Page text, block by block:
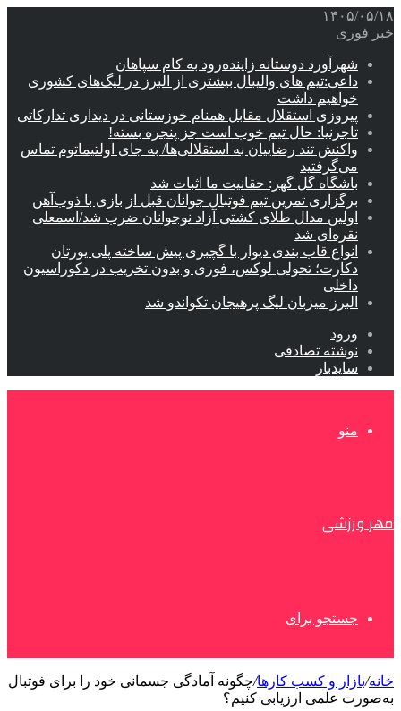
۱۴۰۵/۰۵/۱۸
خبر فوری
شهرآورد دوستانه زاینده‌رود به کام سپاهان
داعی:تیم های والیبال بیشتری از البرز در لیگ‌های کشوری
خواهیم داشت
پیروزی استقلال مقابل همنام خوزستانی در دیداری تدارکاتی
تاجرنیا: حال تیم خوب است جز پنجره بسته!
واکنش تند رضاییان به استقلالی‌ها/ به جای اولتیماتوم تماس
می‌گرفتید
باشگاه گل گهر: حقانیت ما اثبات شد
برگزاری تمرین تیم فوتبال جوانان قبل از بازی با ذوب‌آهن
اولین مدال طلای کشتی آزاد نوجوانان ضرب شد/اسمعلی
نقره‌ای شد
انواع قاب بندی دیوار با گچبری پیش ساخته پلی یورتان
دکارت؛ تحولی لوکس، فوری و بدون تخریب در دکوراسیون
داخلی
البرز میزبان لیگ پرهیجان تکواندو شد
ورود
نوشته تصادفی
سایدبار
منو
مهر ورزشی
جستجو برای
خانه/بازار و کسب کارها/چگونه آمادگی جسمانی خود را برای فوتبال
به‌صورت علمی ارزیابی کنیم؟